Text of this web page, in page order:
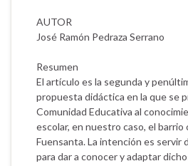
AUTOR
José Ramón Pedraza Serrano
Resumen
El artículo es la segunda y
propuesta didáctica en la que se
Comunidad Educativa al
escolar, en nuestro caso, el barrio
Fuensanta. La intención es servir
para dar a conocer y adaptar